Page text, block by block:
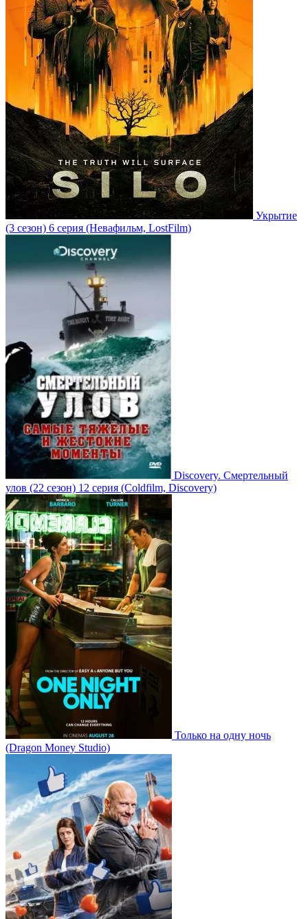
Укрытие
(3 сезон) 6 серия (Невафильм, LostFilm)
Discovery. Смертельный
улов (22 сезон) 12 серия (Coldfilm, Discovery)
Только на одну ночь
(Dragon Money Studio)